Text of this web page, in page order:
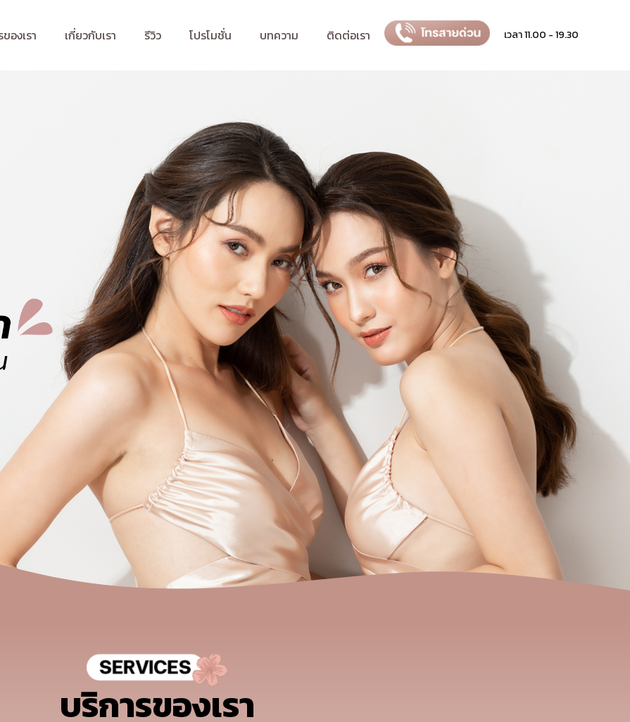
องเรา เกี่ยวกับเรา รีวิว โปรโมชั่น บทความ ติดต่อเรา เวลา 11.00 - 19.30
บริการของเรา